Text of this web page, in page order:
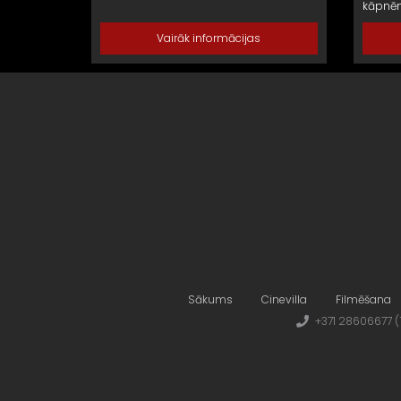
Vairāk informācijas
Sākums Cinevilla Filmēšana
+371